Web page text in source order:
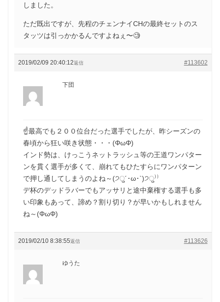
しました。
ただ既出ですが、先程のチェンナイCHの最終セットのス
タッツは引っかかるんですよねぇ〜🧐
2019/02/09 20:40:12 #113602
返信
下団
☝最高でも２００位台だった選手でしたが、昨シーズンの
春頃から狂い咲き状態・・・(ΦωΦ)
インド勢は、けっこうネットラッシュ等の王道ワンパター
ンを貫く選手が多くて、崩れてもひたすらにワンパターン
で押し通してしまうのよね～(੭ु´･ω･`)੭ु⁾⁾
デ杯のデッドラバーでもアッサリと途中棄権する選手も多
い印象もあって、諦め？割り切り？が早いかもしれません
ね～(ΦωΦ)
2019/02/10 8:38:55 #113626
返信
ゆうた